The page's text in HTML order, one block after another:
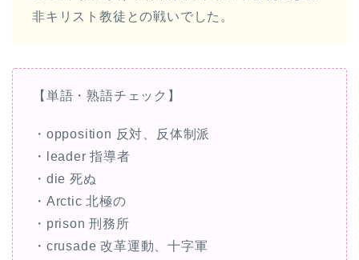
非キリスト教徒との戦いでした。
【単語・熟語チェック】
・opposition 反対、反体制派
・leader 指導者
・die 死ぬ
・Arctic 北極の
・prison 刑務所
・crusade 改革運動、十字軍